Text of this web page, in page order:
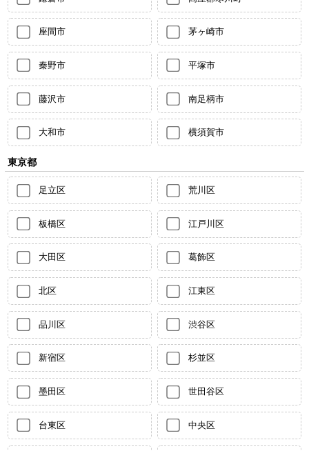
座間市 茅ヶ崎市
秦野市 平塚市
藤沢市 南足柄市
大和市 横須賀市
東京都
足立区 荒川区
板橋区 江戸川区
大田区 葛飾区
北区 江東区
品川区 渋谷区
新宿区 杉並区
墨田区 世田谷区
台東区 中央区